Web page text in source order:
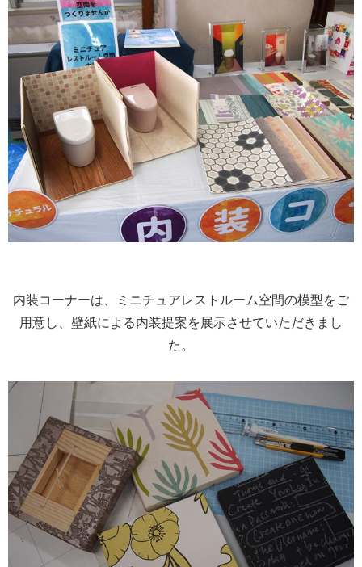
内装コーナーは、ミニチュアレストルーム空間の模型をご
用意し、壁紙による内装提案を展示させていただきまし
た。